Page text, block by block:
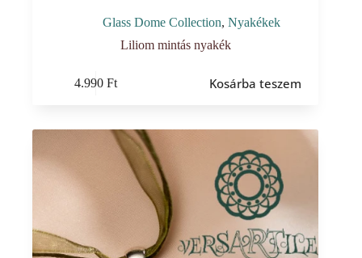
Glass Dome Collection,Nyakékek
Liliom mintás nyakék
4.990Ft Kosárba teszem